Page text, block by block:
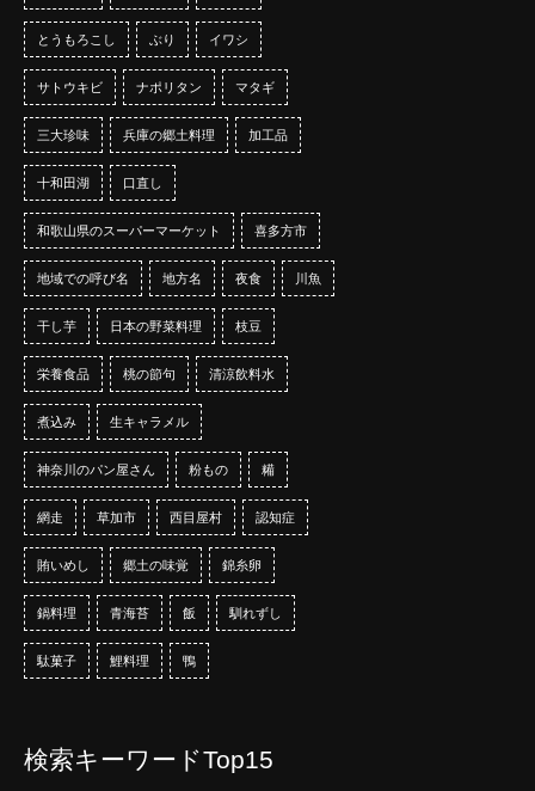
とうもろこし ぶり イワシ
サトウキビ ナポリタン マタギ
三大珍味 兵庫の郷土料理 加工品
十和田湖 口直し
和歌山県のスーパーマーケット 喜多方市
地域での呼び名 地方名 夜食 川魚
干し芋 日本の野菜料理 枝豆
栄養食品 桃の節句 清涼飲料水
煮込み 生キャラメル
神奈川のパン屋さん 粉もの 糒
網走 草加市 西目屋村 認知症
賄いめし 郷土の味覚 錦糸卵
鍋料理 青海苔 飯 馴れずし
駄菓子 鯉料理 鴨
検索キーワードTop15